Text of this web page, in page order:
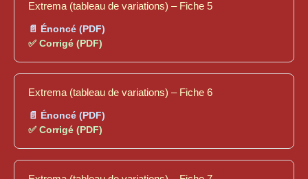
Extrema (tableau de variations) – Fiche 5
📄 Énoncé (PDF)
✅ Corrigé (PDF)
Extrema (tableau de variations) – Fiche 6
📄 Énoncé (PDF)
✅ Corrigé (PDF)